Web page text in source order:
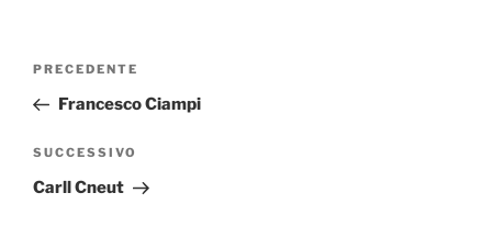
Navigazione
Articolo
precedente:
PRECEDENTE
Francesco Ciampi
Articolo
successivo
SUCCESSIVO
Carll Cneut